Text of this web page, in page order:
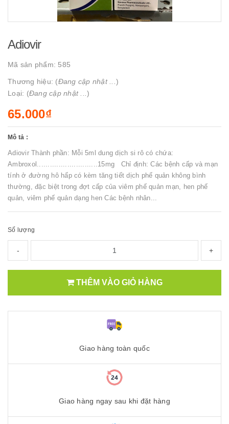
Adiovir
Mã sản phẩm: 585
Thương hiệu: (Đang cập nhật ... )
Loại: (Đang cập nhật ... )
65.000₫
Mô tả :
Adiovir Thành phần: Mỗi 5ml dung dịch si rô có chứa:
Ambroxol............................15mg Chỉ định: Các bệnh cấp và mạn
tính ở đường hô hấp có kèm tăng tiết dịch phế quản không bình
thường, đặc biệt trong đợt cấp của viêm phế quản mạn, hen phế
quản, viêm phế quản dạng hen Các bệnh nhân...
Số lượng
- +
THÊM VÀO GIỎ HÀNG
Giao hàng toàn quốc
Giao hàng ngay sau khi đặt hàng